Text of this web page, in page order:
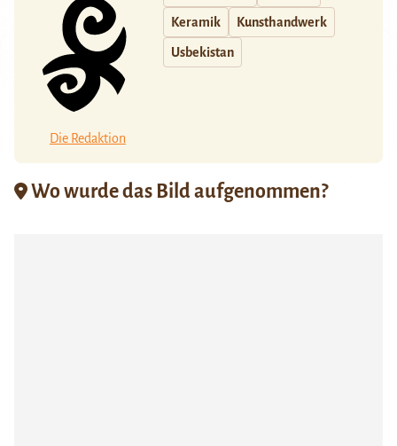
Die Redaktion
Keramik Kunsthandwerk
Usbekistan
Wo wurde das Bild aufgenommen?